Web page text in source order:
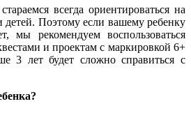
всегда ориентироваться на
детей. Поэтому если вашему ребенку
мы рекомендуем воспользоваться
и проектам с маркировкой 6+
3 лет будет сложно справиться с